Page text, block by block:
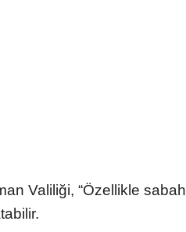
Valiliği, “Özellikle sabah